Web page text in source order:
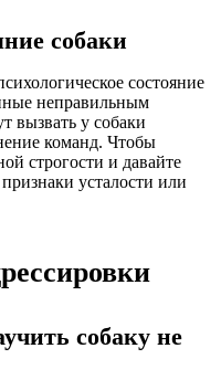
собаки
состояние
неправильным
вызвать у собаки
команд. Чтобы
строгости и давайте
усталости или
собаку не